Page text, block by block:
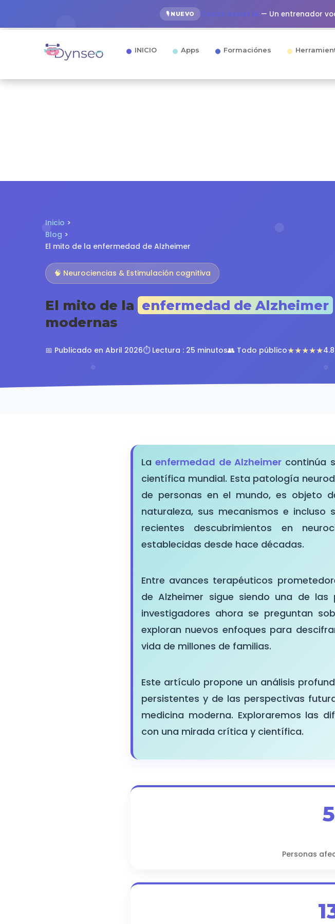
🎙️ NUEVO Coach Assist IA — Un entrenador
INICIO Apps Formaciónes
Inicio >
Blog >
El mito de la enfermedad de Alzheimer
🧠 Neurociencias & Estimulación cognitiva
El mito de la enfermedad de Alzheimer
modernas
📅 Publicado en Abril 2026⏱️ Lectura : 25 minutos👥 Todo público★★★★★
Laenfermedad de Alzheimercontinúa
científica mundial. Esta patología
de personas en el mundo, es objeto
naturaleza, sus mecanismos e incluso
recientes descubrimientos en
establecidas desde hace décadas.
Entre avances terapéuticos
de Alzheimer sigue siendo una de
investigadores ahora se preguntan
exploran nuevos enfoques para
vida de millones de familias.
Este artículo propone un análisis
persistentes y de las perspectivas
medicina moderna. Exploraremos las
con una mirada crítica y científica.
Personas